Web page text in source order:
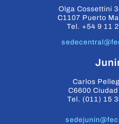
Olga Cossettini
C1107 Puerto
Tel. +54 9 11
Carlos
C6600
Tel. (011) 15